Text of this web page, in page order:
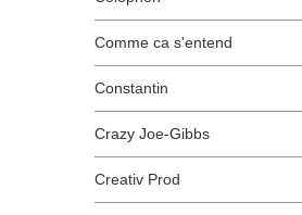
Comme ca s'entend
Constantin
Crazy Joe-Gibbs
Creativ Prod